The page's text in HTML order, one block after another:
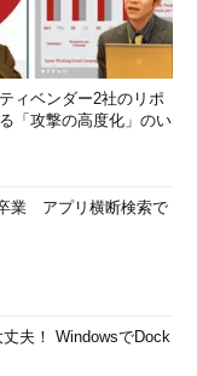
ィベンダー2社のリポ
「攻撃の高度化」のい
業 アプリ横断検索で
夫！ WindowsでDock